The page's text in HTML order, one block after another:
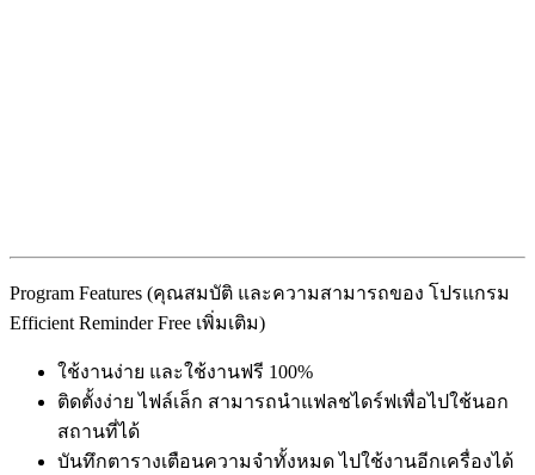
Program Features (คุณสมบัติ และความสามารถของ โปรแกรม
Efficient Reminder Free เพิ่มเติม)
ใช้งานง่าย และใช้งานฟรี 100%
ติดตั้งง่าย ไฟล์เล็ก สามารถนำแฟลชไดร์ฟเพื่อไปใช้นอก
สถานที่ได้
บันทึกตารางเตือนความจำทั้งหมด ไปใช้งานอีกเครื่องได้